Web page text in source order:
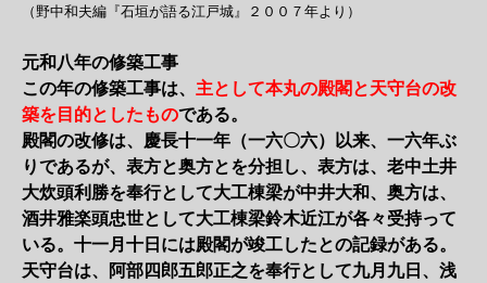
（野中和夫編『石垣が語る江戸城』２００７年より）
元和八年の修築工事
この年の修築工事は、 主として本丸の殿閣と天守台の改
築を目的としたものである。
殿閣の改修は、慶長十一年（一六〇六）以来、一六年ぶ
りであるが、表方と奥方とを分担し、表方は、老中土井
大炊頭利勝を奉行として大工棟梁が中井大和、奥方は、
酒井雅楽頭忠世として大工棟梁鈴木近江が各々受持って
いる。十一月十日には殿閣が竣工したとの記録がある。
天守台は、阿部四郎五郎正之を奉行として九月九日、浅